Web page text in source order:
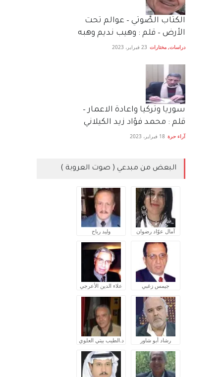
الكتاب الصَّوتي – عوالم تحت
الأرض – قلم : وهيب نديم وهبه
دراسات, مختارات 23 فبراير، 2023
سوريا وتركيا واعادة الاعمار –
قلم : محمد فؤاد زيد الكيلاني
آراء حرة 18 فبراير، 2023
البعض من مبدعي ( صوت العروبة )
آمال عوّاد رضوان وليد رباح
جيمس زغبي علاء الدين الأعرجي
رشاد أبو شاور د.الطيب بيتي العلوي